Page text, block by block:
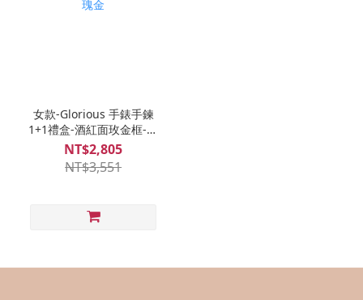
女款-Glorious 手錶手鍊
1+1禮盒-酒紅面玫金框-鍊
帶玫金+不對稱流線鑲鑽手
環-玫瑰金
NT$2,805
NT$3,551